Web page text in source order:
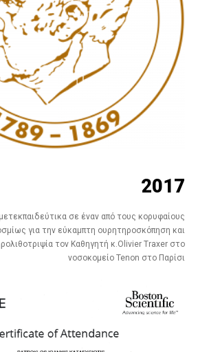
2017
σε έναν από τους κορυφαίους
για την εύκαμπτη ουρητηροσκόπηση και
τον Καθηγητή κ.Olivier Traxer στο
νοσοκομείο Tenon στο Παρίσι